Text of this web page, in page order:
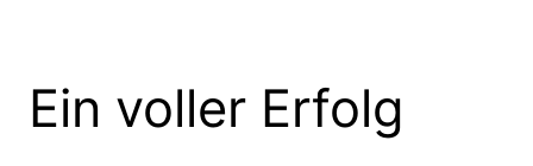
Ein voller Erfolg